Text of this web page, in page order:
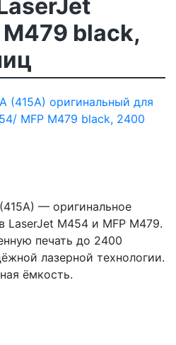
black,
— оригинальное
LaserJet M454 и MFP M479.
печать до 2400
лазерной технологии.
ёмкость.